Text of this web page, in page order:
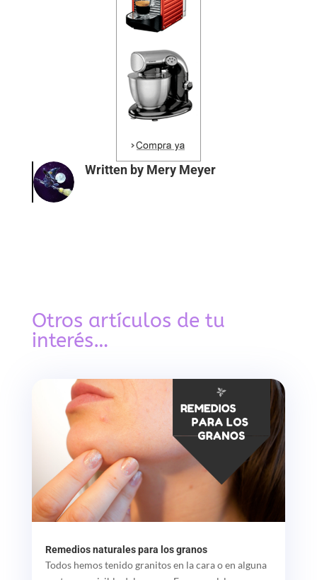
Written by Mery Meyer
Otros artículos de tu
interés…
Remedios naturales para los granos
Todos hemos tenido granitos en la cara o en alguna